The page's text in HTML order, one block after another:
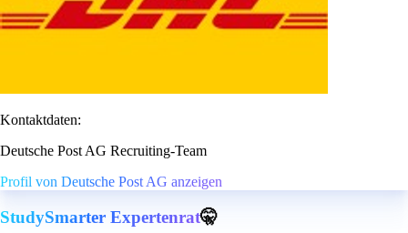
Kontaktdaten:
Deutsche Post AG Recruiting-Team
Profil von Deutsche Post AG anzeigen
StudySmarter Expertenrat🤫